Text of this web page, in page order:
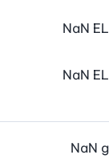
NaN EL
NaN EL
NaN g